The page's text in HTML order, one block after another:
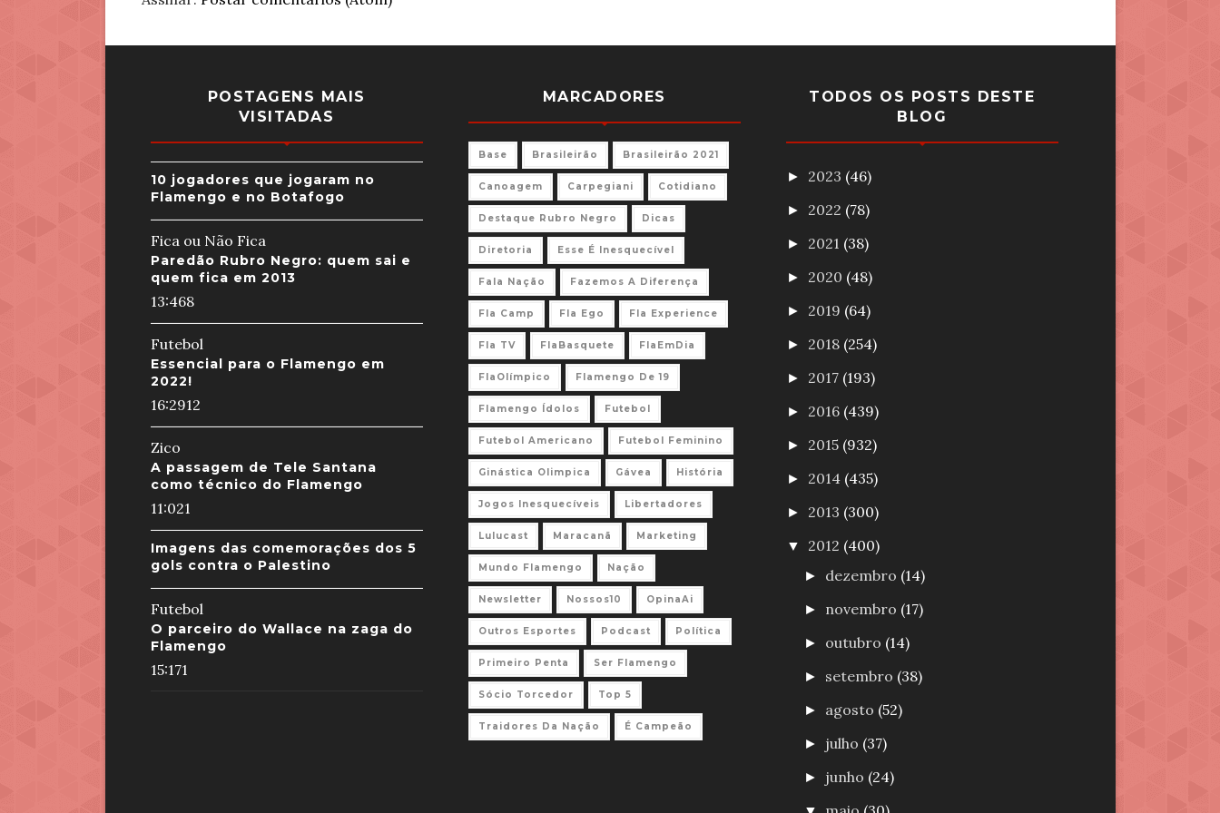
POSTAGENS MAIS
VISITADAS
10 jogadores que jogaram no
Flamengo e no Botafogo
Fica ou Não Fica
Paredão Rubro Negro: quem sai e
quem fica em 2013
13:468
Futebol
Essencial para o Flamengo em
2022!
16:2912
Zico
A passagem de Tele Santana
como técnico do Flamengo
11:021
Imagens das comemorações dos 5
gols contra o Palestino
Futebol
O parceiro do Wallace na zaga do
Flamengo
15:171
MARCADORES
Base Brasileirão Brasileirão 2021
Canoagem Carpegiani Cotidiano
Destaque Rubro Negro Dicas
Diretoria Esse É Inesquecível
Fala Nação Fazemos A Diferença
Fla Camp Fla Ego Fla Experience
Fla TV FlaBasquete FlaEmDia
FlaOlímpico Flamengo De 19
Flamengo Ídolos Futebol
Futebol Americano Futebol Feminino
Ginástica Olimpica Gávea História
Jogos Inesquecíveis Libertadores
Lulucast Maracanã Marketing
Mundo Flamengo Nação
Newsletter Nossos10 OpinaAi
Outros Esportes Podcast Política
Primeiro Penta Ser Flamengo
Sócio Torcedor Top 5
Traidores Da Nação É Campeão
TODOS OS POSTS DESTE
BLOG
► 2023 (46)
► 2022 (78)
► 2021 (38)
► 2020 (48)
► 2019 (64)
► 2018 (254)
► 2017 (193)
► 2016 (439)
► 2015 (932)
► 2014 (435)
► 2013 (300)
▼ 2012 (400)
► dezembro (14)
► novembro (17)
► outubro (14)
► setembro (38)
► agosto (52)
► julho (37)
► junho (24)